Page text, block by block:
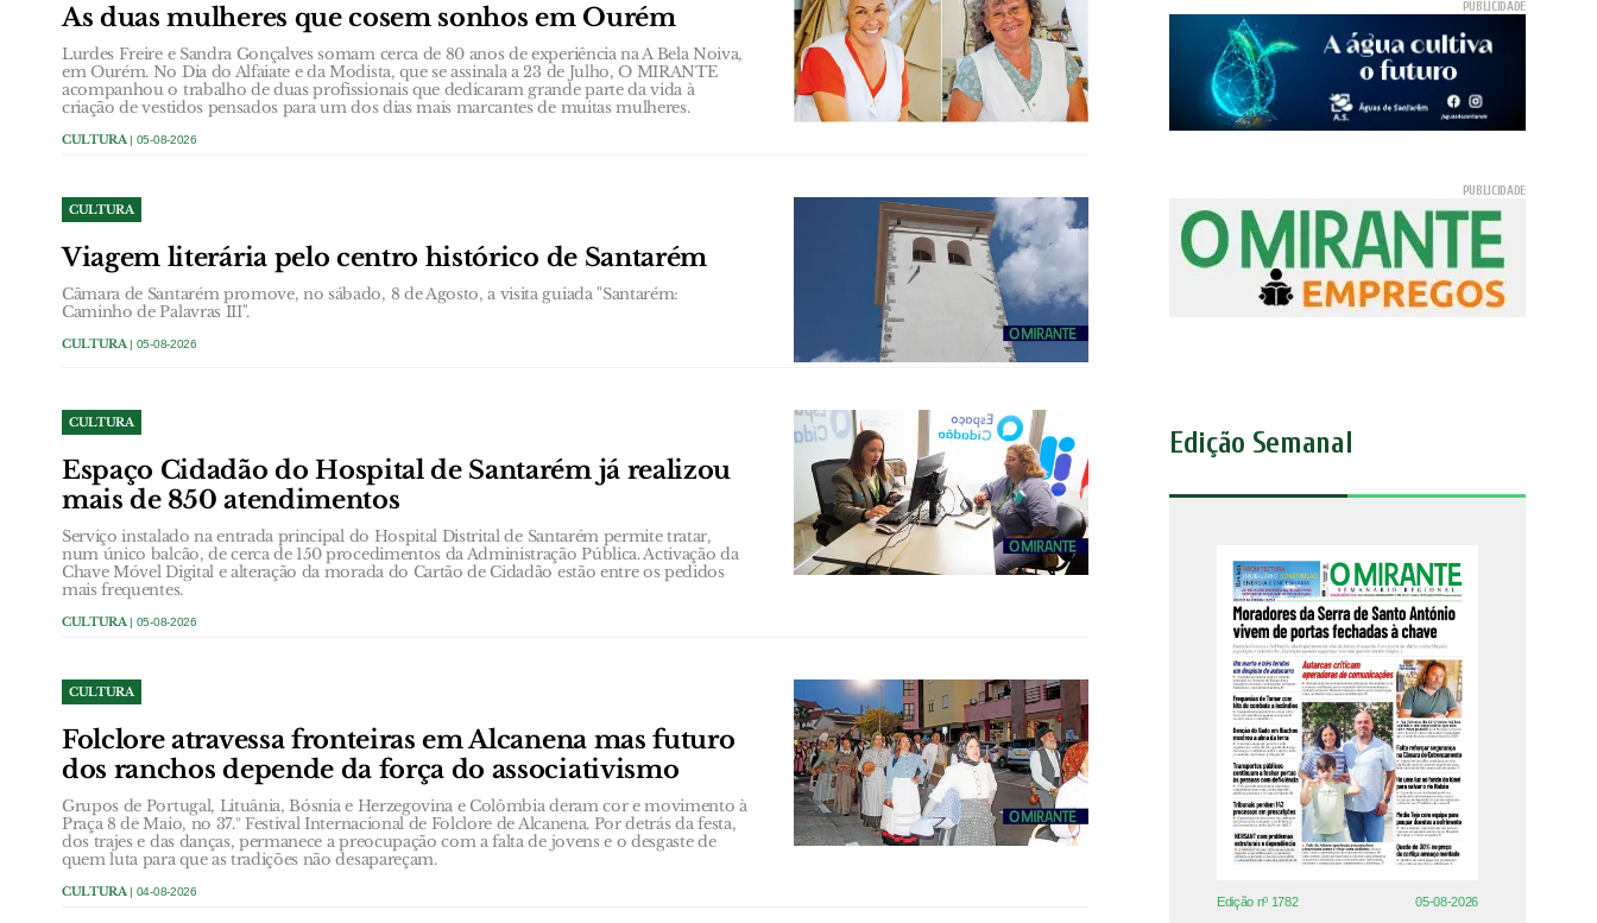
As duas mulheres que cosem sonhos em Ourém
Lurdes Freire e Sandra Gonçalves somam cerca de 80 anos de experiência na A Bela Noiva,
em Ourém. No Dia do Alfaiate e da Modista, que se assinala a 23 de Julho, O MIRANTE
acompanhou o trabalho de duas profissionais que dedicaram grande parte da vida à
criação de vestidos pensados para um dos dias mais marcantes de muitas mulheres.
CULTURA | 05-08-2026
CULTURA
Viagem literária pelo centro histórico de Santarém
Câmara de Santarém promove, no sábado, 8 de Agosto, a visita guiada "Santarém:
Caminho de Palavras III".
CULTURA | 05-08-2026
CULTURA
Espaço Cidadão do Hospital de Santarém já realizou
mais de 850 atendimentos
Serviço instalado na entrada principal do Hospital Distrital de Santarém permite tratar,
num único balcão, de cerca de 150 procedimentos da Administração Pública. Activação da
Chave Móvel Digital e alteração da morada do Cartão de Cidadão estão entre os pedidos
mais frequentes.
CULTURA | 05-08-2026
CULTURA
Folclore atravessa fronteiras em Alcanena mas futuro
dos ranchos depende da força do associativismo
Grupos de Portugal, Lituânia, Bósnia e Herzegovina e Colômbia deram cor e movimento à
Praça 8 de Maio, no 37.º Festival Internacional de Folclore de Alcanena. Por detrás da festa,
dos trajes e das danças, permanece a preocupação com a falta de jovens e o desgaste de
quem luta para que as tradições não desapareçam.
CULTURA | 04-08-2026
Edição Semanal
Edição nº 1782 05-08-2026